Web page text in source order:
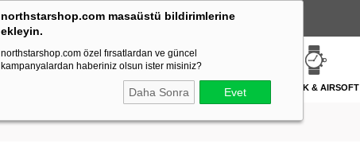
northstarshop.com masaüstü bildirimlerine
ekleyin.
northstarshop.com özel fırsatlardan ve güncel
kampanyalardan haberiniz olsun ister misiniz?
Daha Sonra Evet
FENER DAĞCILIK & İŞ GÜVENLİĞİ ATICILIK & AIRSOFT